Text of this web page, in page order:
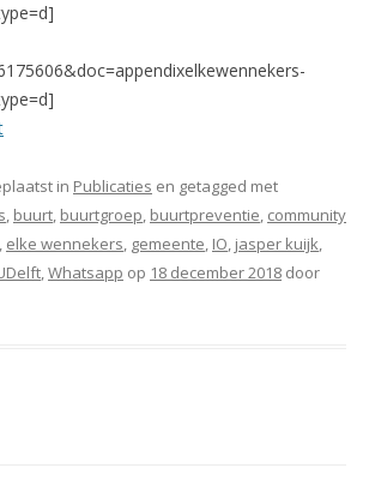
in Publicaties en getagged met
, buurt, buurtgroep, buurtpreventie, community
, elke wennekers, gemeente, IO, jasper kuijk,
,Whatsapp op 18 december 2018 door